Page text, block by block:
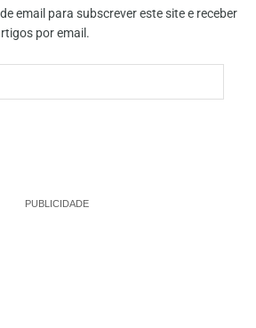
email para subscrever este site e receber
por email.
PUBLICIDADE